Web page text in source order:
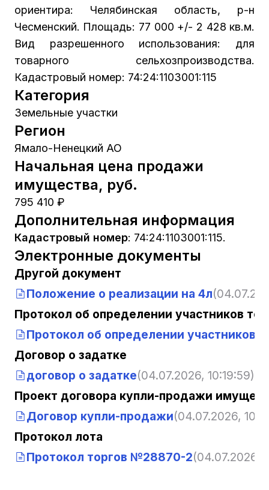
ориентира: Челябинская область, р-н
Чесменский. Площадь: 77 000 +/- 2 428 кв.м.
Вид разрешенного использования: для
товарного сельхозпроизводства.
Кадастровый номер: 74:24:1103001:115
Категория
Земельные участки
Регион
Ямало-Ненецкий АО
Начальная цена продажи
имущества, руб.
795 410 ₽
Дополнительная информация
Кадастровый номер: 74:24:1103001:115.
Электронные документы
Другой документ
Положение о реализации на 4л
Протокол об определении участников
Протокол об определении участников
Договор о задатке
договор о задатке(04.07.2026, 10:19:59)
Проект договора купли-продажи
Договор купли-продажи(04.07.2026,
Протокол лота
Протокол торгов №28870-2(04.07.2026,